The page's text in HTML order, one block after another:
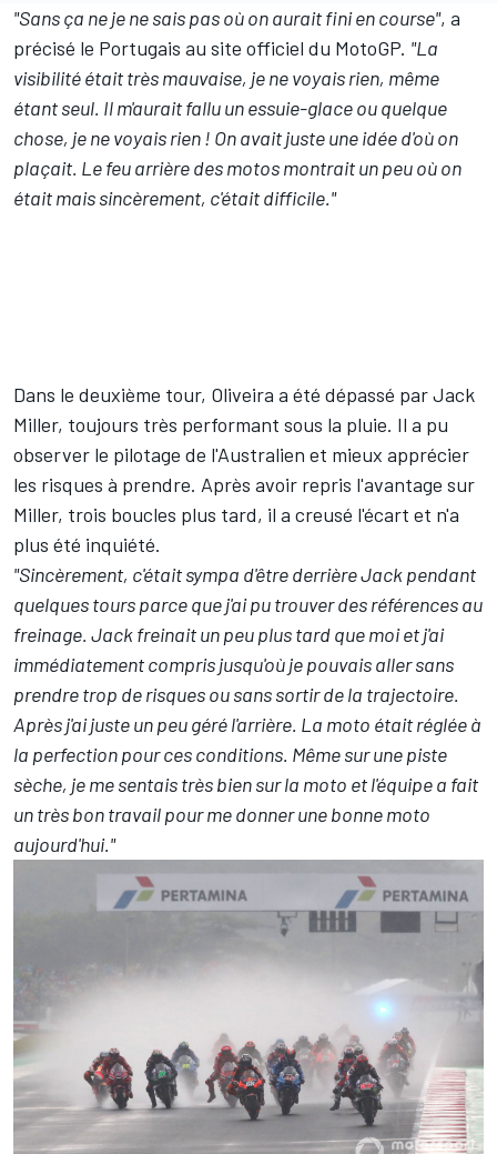
"Sans ça ne je ne sais pas où on aurait fini en course", a
précisé le Portugais au site officiel du MotoGP. "La
visibilité était très mauvaise, je ne voyais rien, même
étant seul. Il m'aurait fallu un essuie-glace ou quelque
chose, je ne voyais rien ! On avait juste une idée d'où on
plaçait. Le feu arrière des motos montrait un peu où on
était mais sincèrement, c'était difficile."
Dans le deuxième tour, Oliveira a été dépassé parJack
Miller, toujours très performant sous la pluie. Il a pu
observer le pilotage de l'Australien et mieux apprécier
les risques à prendre. Après avoir repris l'avantage sur
Miller, trois boucles plus tard, il a creusé l'écart et n'a
plus été inquiété.
"Sincèrement, c'était sympa d'être derrière Jack pendant
quelques tours parce que j'ai pu trouver des références au
freinage. Jack freinait un peu plus tard que moi et j'ai
immédiatement compris jusqu'où je pouvais aller sans
prendre trop de risques ou sans sortir de la trajectoire.
Après j'ai juste un peu géré l'arrière. La moto était réglée à
la perfection pour ces conditions. Même sur une piste
sèche, je me sentais très bien sur la moto et l'équipe a fait
un très bon travail pour me donner une bonne moto
aujourd'hui."